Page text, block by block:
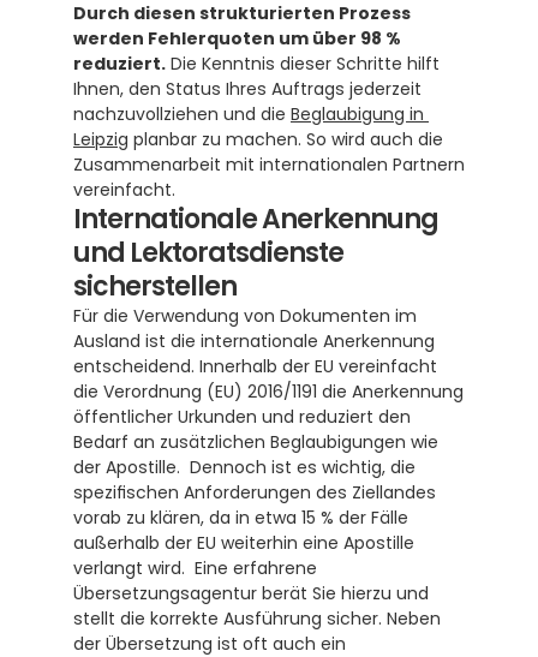
Durch diesen strukturierten Prozess
werden Fehlerquoten um über 98 %
reduziert. Die Kenntnis dieser Schritte hilft
Ihnen, den Status Ihres Auftrags jederzeit
nachzuvollziehen und die Beglaubigung in
Leipzig planbar zu machen. So wird auch die
Zusammenarbeit mit internationalen Partnern
vereinfacht.
Internationale Anerkennung
und Lektoratsdienste
sicherstellen
Für die Verwendung von Dokumenten im
Ausland ist die internationale Anerkennung
entscheidend. Innerhalb der EU vereinfacht
die Verordnung (EU) 2016/1191 die Anerkennung
öffentlicher Urkunden und reduziert den
Bedarf an zusätzlichen Beglaubigungen wie
der Apostille.  Dennoch ist es wichtig, die
spezifischen Anforderungen des Ziellandes
vorab zu klären, da in etwa 15 % der Fälle
außerhalb der EU weiterhin eine Apostille
verlangt wird.  Eine erfahrene
Übersetzungsagentur berät Sie hierzu und
stellt die korrekte Ausführung sicher. Neben
der Übersetzung ist oft auch ein